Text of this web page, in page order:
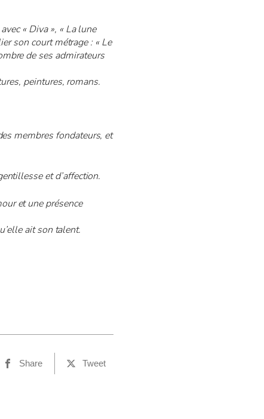
« Diva », « La lune
son court métrage : « Le
de ses admirateurs
peintures, romans.
membres fondateurs, et
et d’affection.
et une présence
ait son talent.
Share Tweet